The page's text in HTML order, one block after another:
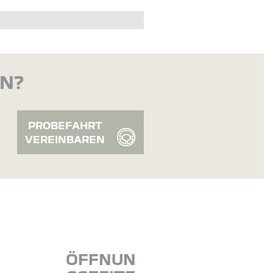
PROBEFAHRT
VEREINBAREN
ÖFFNUN